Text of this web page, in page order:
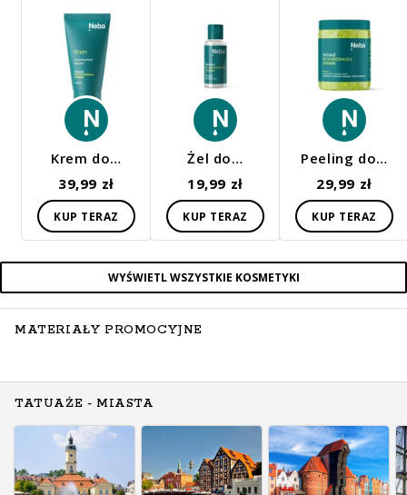
Krem do…
39,99 zł
KUP TERAZ
Żel do…
19,99 zł
KUP TERAZ
Peeling do…
29,99 zł
KUP TERAZ
WYŚWIETL WSZYSTKIE KOSMETYKI
MATERIAŁY PROMOCYJNE
TATUAŻE - MIASTA